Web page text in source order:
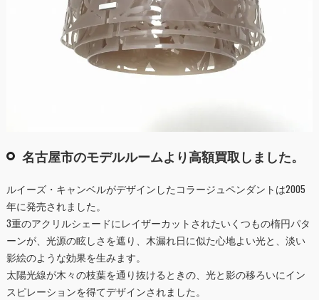
名古屋市のモデルルームより高額買取しました。
ルイーズ・キャンベルがデザインしたコラージュペンダントは2005
年に発売されました。
3重のアクリルシェードにレイザーカットされたいくつもの楕円パタ
ーンが、光源の眩しさを遮り、木漏れ日に似た心地よい光と、淡い
影絵のような効果を生みます。
太陽光線が木々の枝葉を通り抜けるときの、光と影の移ろいにイン
スピレーションを得てデザインされました。